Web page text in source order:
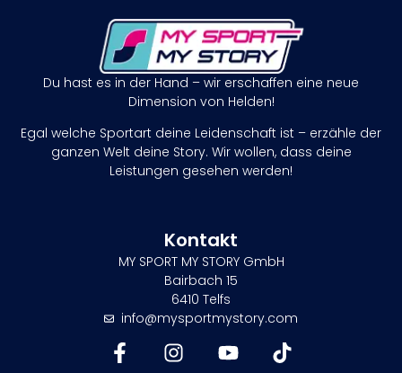
Du hast es in der Hand – wir erschaffen eine neue
Dimension von Helden!
Egal welche Sportart deine Leidenschaft ist – erzähle der
ganzen Welt deine Story. Wir wollen, dass deine
Leistungen gesehen werden!
Kontakt
MY SPORT MY STORY GmbH
Bairbach 15
6410 Telfs
info@mysportmystory.com